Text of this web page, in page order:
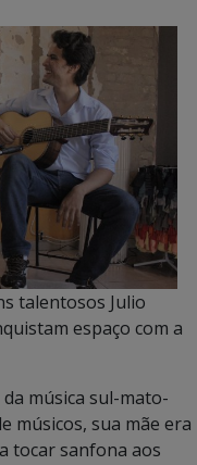
talentosos Julio
espaço com a
música sul-mato-
músicos, sua mãe era
tocar sanfona aos